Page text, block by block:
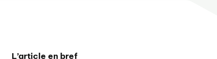
L’article en bref